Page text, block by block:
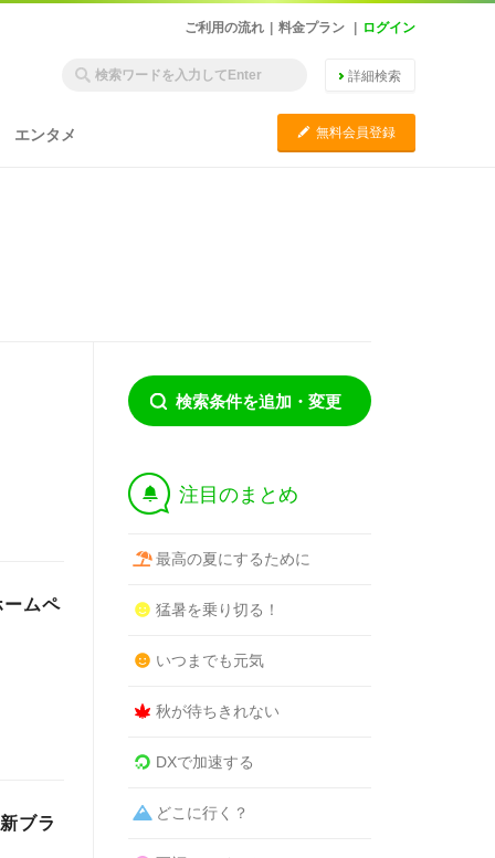
ご利用の流れ 料金プラン ログイン
詳細検索
エンタメ C 無料会員登録
ームペ
ブラ
検索条件を追加・変更
† 注目のまとめ
最高の夏にするために
猛暑を乗り切る！
いつまでも元気
秋が待ちきれない
DXで加速する
どこに行く？